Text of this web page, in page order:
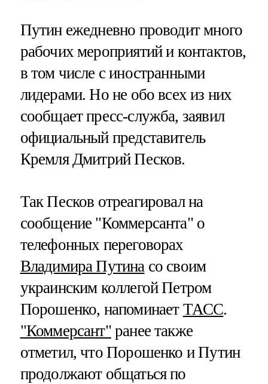
Путин ежедневно проводит много
рабочих мероприятий и контактов,
в том числе с иностранными
лидерами. Но не обо всех из них
сообщает пресс-служба, заявил
официальный представитель
Кремля Дмитрий Песков.
Так Песков отреагировал на
сообщение "Коммерсанта" о
телефонных переговорах
Владимира Путинасо своим
украинским коллегой Петром
Порошенко, напоминает ТАСС.
"Коммерсант"ранее также
отметил, что Порошенко и Путин
продолжают общаться по